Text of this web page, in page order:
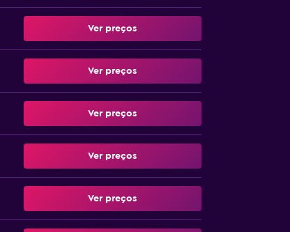
Ver preços
Ver preços
Ver preços
Ver preços
Ver preços